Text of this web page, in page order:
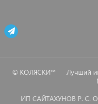
© КОЛЯСКИ™ — Лучший
ИП САЙТАХУНОВ Р. С.